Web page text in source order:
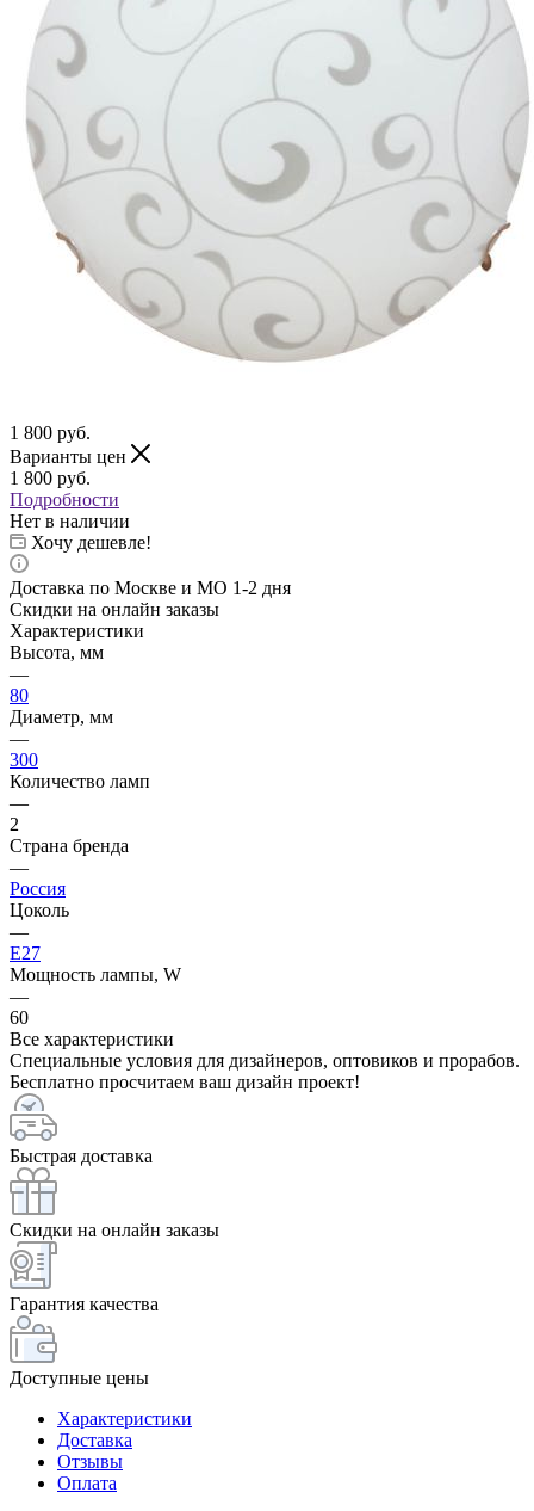
1 800 руб.
Варианты цен
1 800 руб.
Подробности
Нет в наличии
Хочу дешевле!
Доставка по Москве и МО 1-2 дня
Скидки на онлайн заказы
Характеристики
Высота, мм
—
80
Диаметр, мм
—
300
Количество ламп
—
2
Страна бренда
—
Россия
Цоколь
—
E27
Мощность лампы, W
—
60
Все характеристики
Специальные условия для дизайнеров, оптовиков и прорабов.
Бесплатно просчитаем ваш дизайн проект!
Быстрая доставка
Скидки на онлайн заказы
Гарантия качества
Доступные цены
Характеристики
Доставка
Отзывы
Оплата